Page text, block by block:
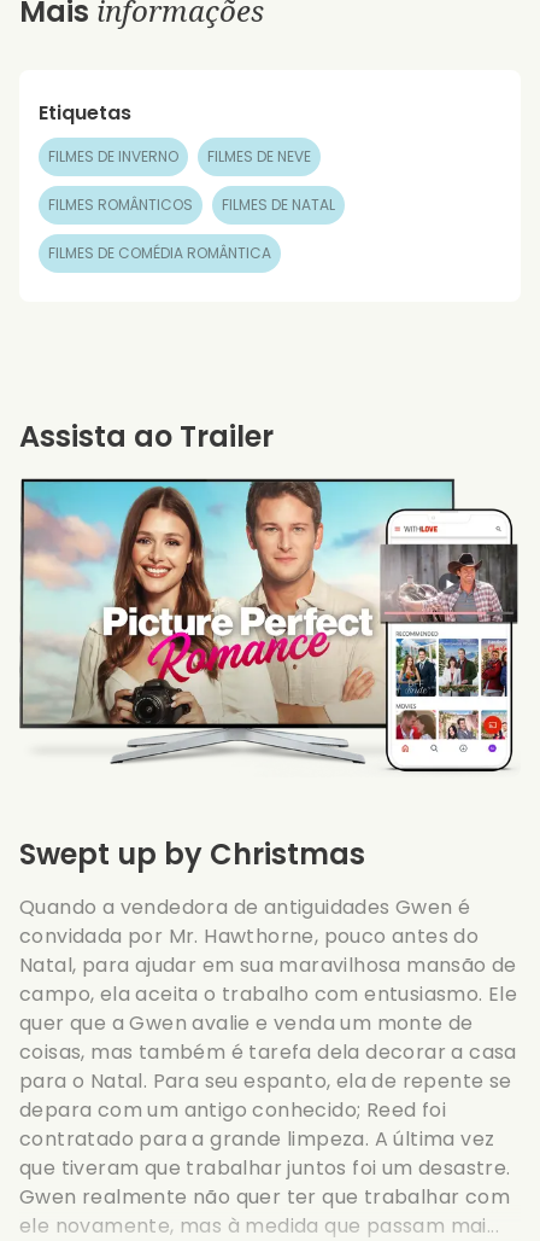
Mais informações
Etiquetas
FILMES DE INVERNO FILMES DE NEVE
FILMES ROMÂNTICOS FILMES DE NATAL
FILMES DE COMÉDIA ROMÂNTICA
Swept up by Christmas
Quando a vendedora de antiguidades Gwen é
convidada por Mr. Hawthorne, pouco antes do
Natal, para ajudar em sua maravilhosa mansão de
campo, ela aceita o trabalho com entusiasmo. Ele
quer que a Gwen avalie e venda um monte de
coisas, mas também é tarefa dela decorar a casa
para o Natal. Para seu espanto, ela de repente se
depara com um antigo conhecido; Reed foi
contratado para a grande limpeza. A última vez
que tiveram que trabalhar juntos foi um desastre.
Gwen realmente não quer ter que trabalhar com
ele novamente, mas à medida que passam mai...
Assista ao Trailer